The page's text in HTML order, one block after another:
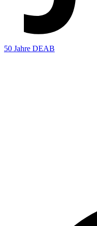
50 Jahre DEAB